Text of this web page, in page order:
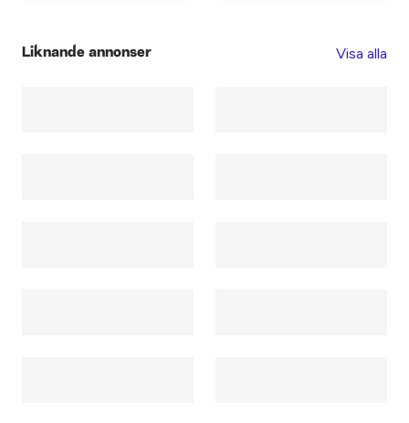
Liknande annonser Visa alla